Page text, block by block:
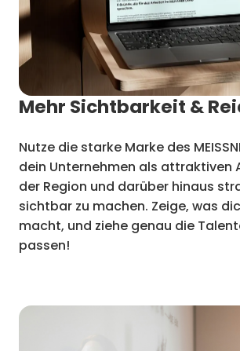
Mehr Sichtbarkeit &
Nutze die starke Marke des
dein Unternehmen als attraktiven
der Region und darüber hinaus
sichtbar zu machen. Zeige, was
macht, und ziehe genau die
passen!